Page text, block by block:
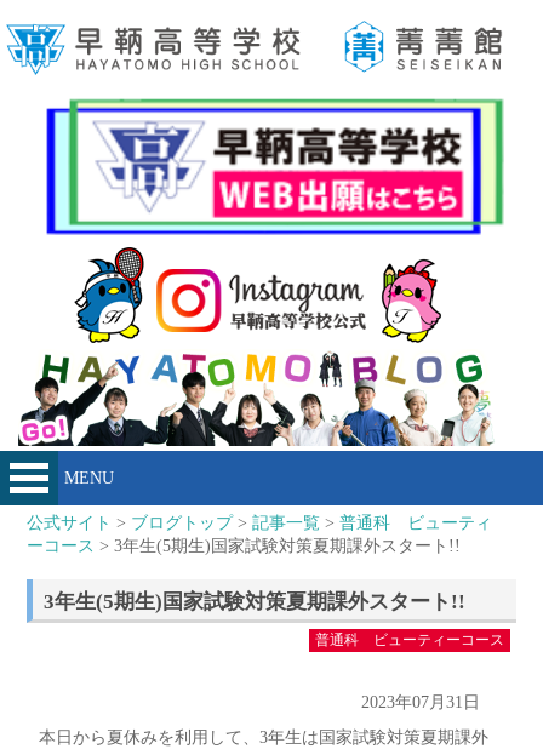
MENU
公式サイト > ブログトップ>記事一覧 >普通科 ビューティ
ーコース > 3年生(5期生)国家試験対策夏期課外スタート!!
3年生(5期生)国家試験対策夏期課外スタート!!
普通科 ビューティーコース
2023年07月31日
本日から夏休みを利用して、3年生は国家試験対策夏期課外